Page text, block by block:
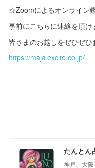
☆Zoomによるオンライン
事前にこちらに連絡を頂け
皆さまのお越しをぜひぜひ
https://maja.excite.co.jp/
たんとん
神戸、大